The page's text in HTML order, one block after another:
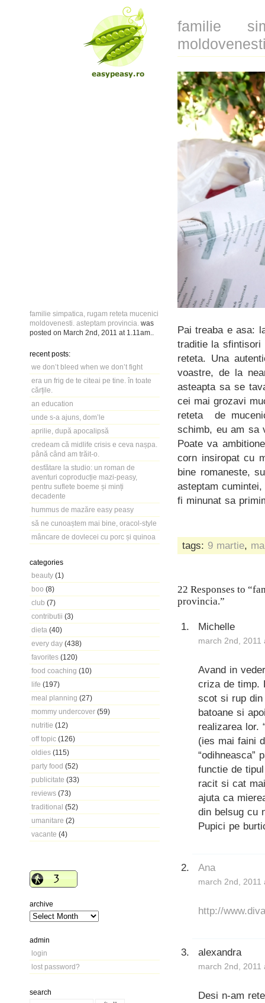
familie simpatica, rugam reteta mucenici
moldovenesti. asteptam provincia. was
posted on March 2nd, 2011 at 1.11am
recent posts:
we don’t bleed when we don’t fight
era un frig de te citeai pe tine. în toate
cărțile.
an education
unde s-a ajuns, dom’le
aprilie, după apocalipsă
credeam că midlife crisis e ceva nașpa.
până când am trăit-o.
desfătare la studio: un roman de
aventuri coproducție mazi-peasy,
pentru suflete boeme și minți
decadente
hummus de mazăre easy peasy
să ne cunoaștem mai bine, oracol-style
mâncare de dovlecei cu porc și quinoa
categories
beauty (1)
boo (8)
club (7)
contributii (3)
dieta (40)
every day (438)
favorites (120)
food coaching (10)
life (197)
meal planning (27)
mommy undercover (59)
nutritie (12)
off topic (126)
oldies (115)
party food (52)
publicitate (33)
reviews (73)
traditional (52)
umanitare (2)
vacante (4)
archive
admin
login
lost password?
search
familie
Pai treaba e asa:
traditie la sfintisori
reteta. Una
voastre, de la
asteapta sa se
cei mai grozavi
reteta de
schimb, eu am sa
Poate va
corn insiropat cu
bine romaneste,
asteptam
fi minunat sa
tags: 9 martie,
22 Responses to
provincia.”
Michelle
march 2nd, 2011
Avand in
criza de timp.
scot si rup din
batoane si
realizarea lor.
(ies mai faini
“odihneasca”
functie de
racit si cat
ajuta ca
din belsug cu
Pupici pe
Ana
march 2nd, 2011
http://
alexandra
march 2nd, 2011
Desi n-am